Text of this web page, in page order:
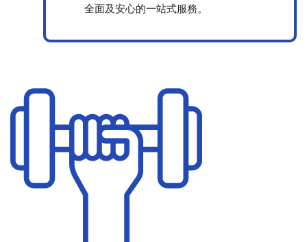
全面及安心的一站式服務。